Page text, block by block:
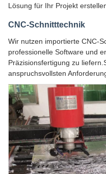
Lösung für Ihr Projekt
CNC-Schnitttechnik
Wir nutzen importierte CNC-
professionelle Software und
Präzisionsfertigung zu
anspruchsvollsten